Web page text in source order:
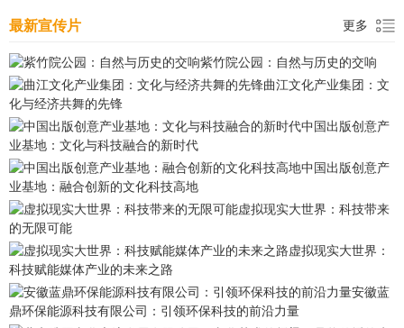
最新宣传片 更多
紫竹院公园：自然与历史的交响
曲江文化产业集团：文
化与经济共舞的先锋
中国出版创意产
业基地：文化与科技融合的新时代
中国出版创意产
业基地：融合创新的文化科技高地
虚拟现实大世界：科技带来
的无限可能
虚拟现实大世界：
科技赋能媒体产业的未来之路
安徽蓝
鼎环保能源科技有限公司：引领环保科技的前沿力量